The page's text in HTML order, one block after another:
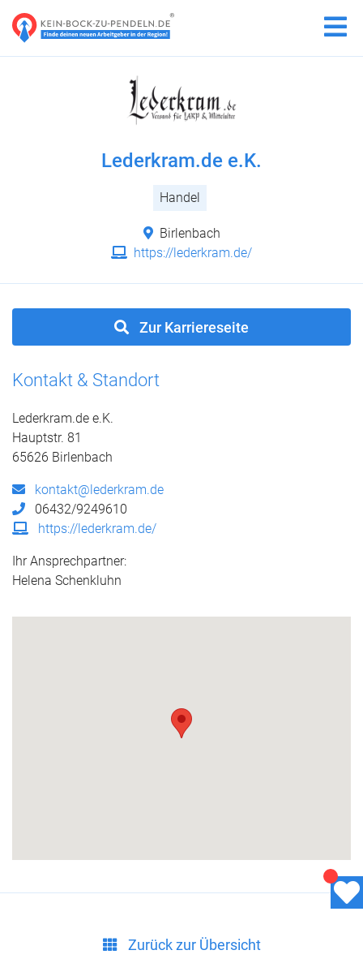
Lederkram.de e.K.
Handel
Birlenbach
https://lederkram.de/
Zur Karriereseite
Kontakt & Standort
Lederkram.de e.K.
Hauptstr. 81
65626 Birlenbach
kontakt@lederkram.de
06432/9249610
https://lederkram.de/
Ihr Ansprechpartner:
Helena Schenkluhn
Zurück zur Übersicht